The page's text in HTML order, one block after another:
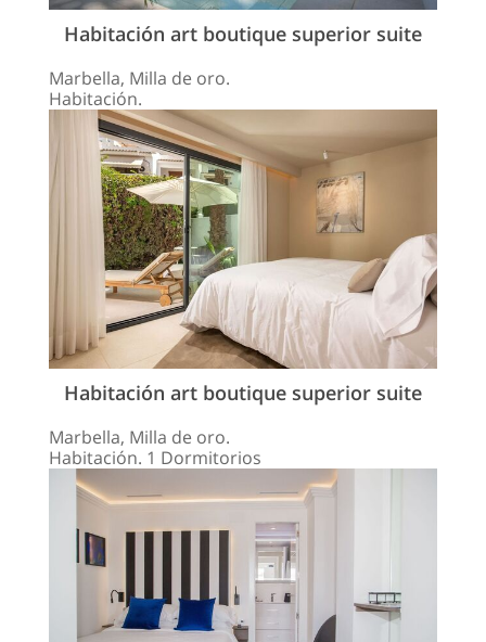
Habitación art boutique superior suite
Marbella, Milla de oro.
Habitación.
Habitación art boutique superior suite
Marbella, Milla de oro.
Habitación. 1 Dormitorios